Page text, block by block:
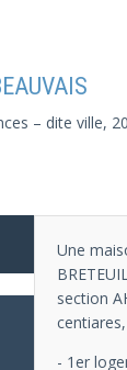
– dite ville,
Une
section
- 1er